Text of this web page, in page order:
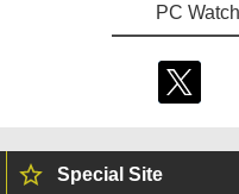
PC
Special Site